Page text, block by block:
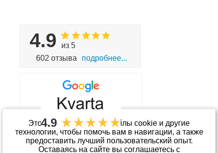
Этот сайт использует файлы cookie и другие
технологии, чтобы помочь вам в навигации, а также
предоставить лучший пользовательский опыт.
Оставаясь на сайте вы соглашаетесь с
4.9
из 5
602 отзыва
подробнее...
4.9
Принимаем к оплате